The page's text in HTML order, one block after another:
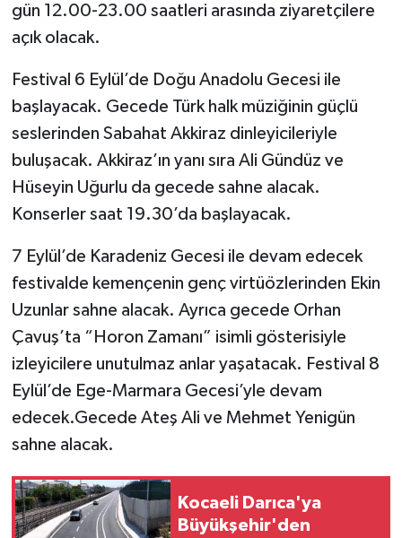
gün 12.00-23.00 saatleri arasında ziyaretçilere
açık olacak.
Festival 6 Eylül’de Doğu Anadolu Gecesi ile
başlayacak. Gecede Türk halk müziğinin güçlü
seslerinden Sabahat Akkiraz dinleyicileriyle
buluşacak. Akkiraz’ın yanı sıra Ali Gündüz ve
Hüseyin Uğurlu da gecede sahne alacak.
Konserler saat 19.30’da başlayacak.
7 Eylül’de Karadeniz Gecesi ile devam edecek
festivalde kemençenin genç virtüözlerinden Ekin
Uzunlar sahne alacak. Ayrıca gecede Orhan
Çavuş’ta “Horon Zamanı” isimli gösterisiyle
izleyicilere unutulmaz anlar yaşatacak. Festival 8
Eylül’de Ege-Marmara Gecesi’yle devam
edecek.Gecede Ateş Ali ve Mehmet Yenigün
sahne alacak.
Kocaeli Darıca'ya
Büyükşehir'den